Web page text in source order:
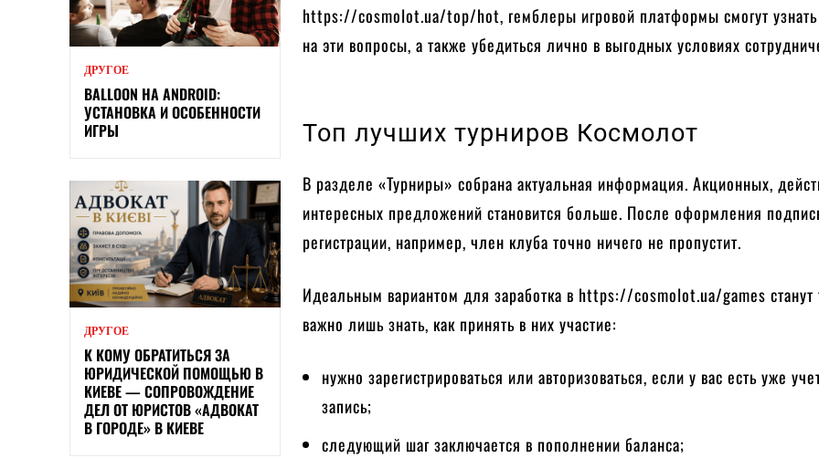
ДРУГОЕ
BALLOON НА ANDROID:
УСТАНОВКА И ОСОБЕННОСТИ
ИГРЫ
ДРУГОЕ
К КОМУ ОБРАТИТЬСЯ ЗА
ЮРИДИЧЕСКОЙ ПОМОЩЬЮ В
КИЕВЕ — СОПРОВОЖДЕНИЕ
ДЕЛ ОТ ЮРИСТОВ «АДВОКАТ
В ГОРОДЕ» В КИЕВЕ
https://cosmolot.ua/top/hot, гемблеры игровой платформы смогут узнать
на эти вопросы, а также убедиться лично в выгодных условиях
Топ лучших турниров Космолот
В разделе «Турниры» собрана актуальная информация. Акционных,
интересных предложений становится больше. После оформления
регистрации, например, член клуба точно ничего не пропустит.
Идеальным вариантом для заработка в https://cosmolot.ua/games станут
важно лишь знать, как принять в них участие:
нужно зарегистрироваться или авторизоваться, если у вас есть уже
запись;
следующий шаг заключается в пополнении баланса;